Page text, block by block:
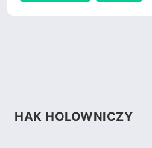
HAK HOLOWNICZY